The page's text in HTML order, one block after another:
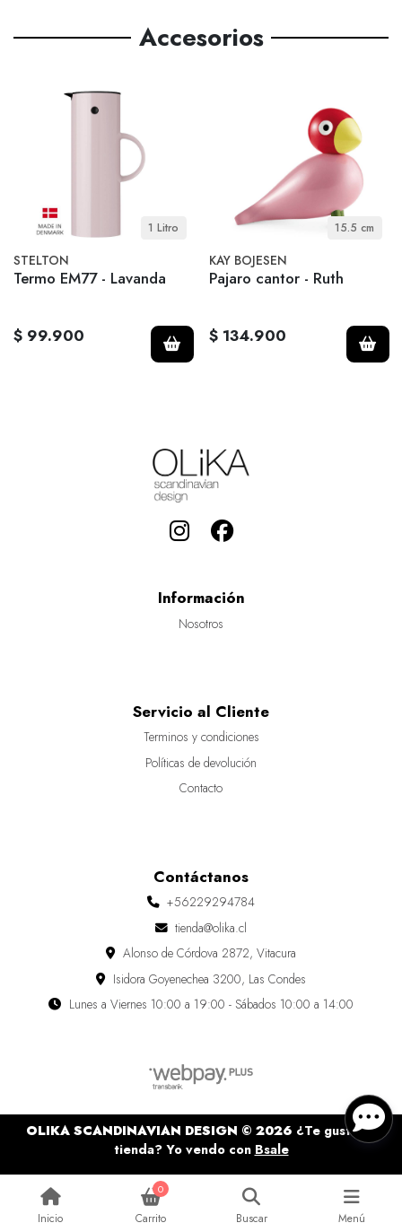
Accesorios
1 Litro
STELTON
Termo EM77 - Lavanda
$ 99.900
15.5 cm
KAY BOJESEN
Pajaro cantor - Ruth
$ 134.900
Información
Nosotros
Servicio al Cliente
Terminos y condiciones
Políticas de devolución
Contacto
Contáctanos
+56229294784
tienda@olika.cl
Alonso de Córdova 2872, Vitacura
Isidora Goyenechea 3200, Las Condes
Lunes a Viernes 10:00 a 19:00 - Sábados 10:00 a 14:00
OLIKA SCANDINAVIAN DESIGN © 2026 ¿Te gusta mi
tienda? Yo vendo con Bsale
Inicio
0
Carrito Buscar Menú